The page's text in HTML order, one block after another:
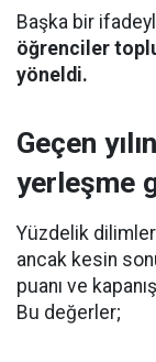
Başka bir
öğrenciler
yöneldi.
Geçen
yerleşme
Yüzdelik
ancak kesin
puanı ve
Bu değerler;